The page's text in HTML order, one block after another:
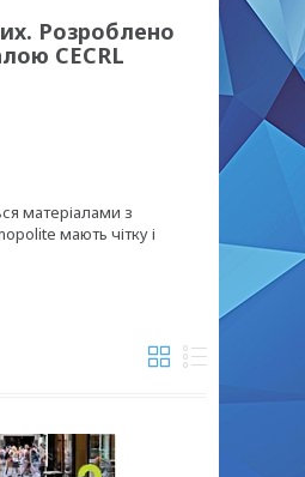
Розроблено
CECRL
матеріалами з
мають чітку і